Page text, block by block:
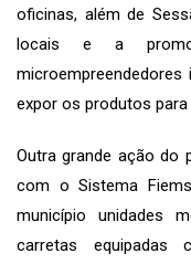
oficinas, além de
locais e a
microempreendedores
expor os produtos para
Outra grande ação do
com o Sistema
município unidades
carretas equipadas